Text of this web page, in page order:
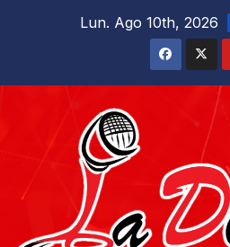
Lun. Ago 10th, 2026